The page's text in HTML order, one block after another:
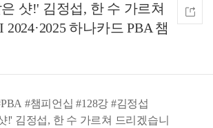
샷!' 김정섭, 한 수 가르쳐
하나카드 PBA 챔
#챔피언십 #128강 #김정섭
!' 김정섭, 한 수 가르쳐 드리겠습니